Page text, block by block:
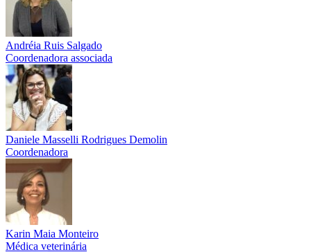
Andréia Ruis Salgado
Coordenadora associada
Daniele Masselli Rodrigues Demolin
Coordenadora
Karin Maia Monteiro
Médica veterinária